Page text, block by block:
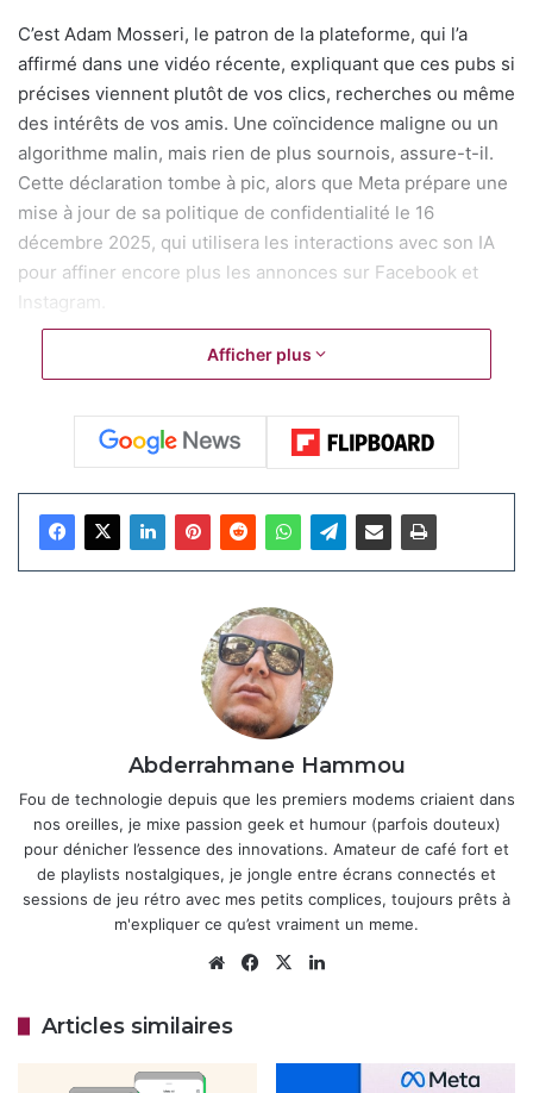
C’est Adam Mosseri, le patron de la plateforme, qui l’a
affirmé dans une vidéo récente, expliquant que ces pubs si
précises viennent plutôt de vos clics, recherches ou même
des intérêts de vos amis. Une coïncidence maligne ou un
algorithme malin, mais rien de plus sournois, assure-t-il.
Cette déclaration tombe à pic, alors que Meta prépare une
mise à jour de sa politique de confidentialité le 16
décembre 2025, qui utilisera les interactions avec son IA
pour affiner encore plus les annonces sur Facebook et
Instagram.
Ce démenti arrive suite aux doutes sur la vie privée qui
sur un produit juste après en avoir parlé à voix haute, sans
l’avoir cherché en ligne. Mosseri balaie ça en rappelant
des signes impossibles à ignorer. Pourtant, des
témoignages personnels, comme ceux partagés sur des
forums tech, font écho à ces expériences étranges : une
Meta insiste sur le respect de la privacy, qualifiant
l’espionnage vocal de “violation grossière”, mais les
sceptiques y voient un moyen de calmer les ardeurs sans
Meta ferme ses apps Messenger pour
Windows et Mac : fin annoncée pour
décembre 2025
17 octobre 2025
WhatsApp et les noms d’utilisateur :
6 octobre 2025
Afficher plus
Abderrahmane Hammou
Fou de technologie depuis que les premiers modems criaient dans
nos oreilles, je mixe passion geek et humour (parfois douteux)
pour dénicher l’essence des innovations. Amateur de café fort et
de playlists nostalgiques, je jongle entre écrans connectés et
sessions de jeu rétro avec mes petits complices, toujours prêts à
m'expliquer ce qu’est vraiment un meme.
WebsiteFacebook
X
Articles similaires